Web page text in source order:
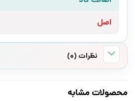
اصل
نظرات (0)
محصولات مشابه